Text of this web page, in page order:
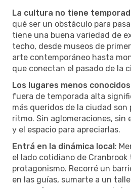
La cultura no tiene
qué ser un obstáculo para
tiene una buena variedad de
techo, desde museos de
arte contemporáneo hasta
que conectan el pasado de la
Los lugares menos
fuera de temporada alta
más queridos de la ciudad
ritmo. Sin aglomeraciones, sin
y el espacio para apreciarlas.
Entrá en la dinámica local:
el lado cotidiano de Cranbrook
protagonismo. Recorré un
en las guías, sumarte a un